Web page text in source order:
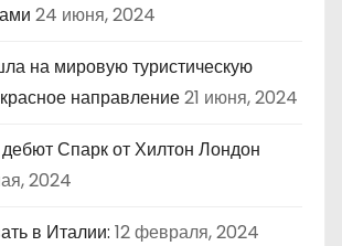
24 июня, 2024
на мировую туристическую
направление21 июня, 2024
Спарк от Хилтон Лондон
2024
в Италии: 12 февраля, 2024